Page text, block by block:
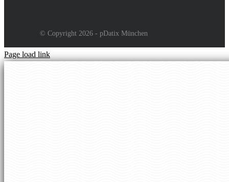
© Copyright 2026 - pDatix München
Page load link